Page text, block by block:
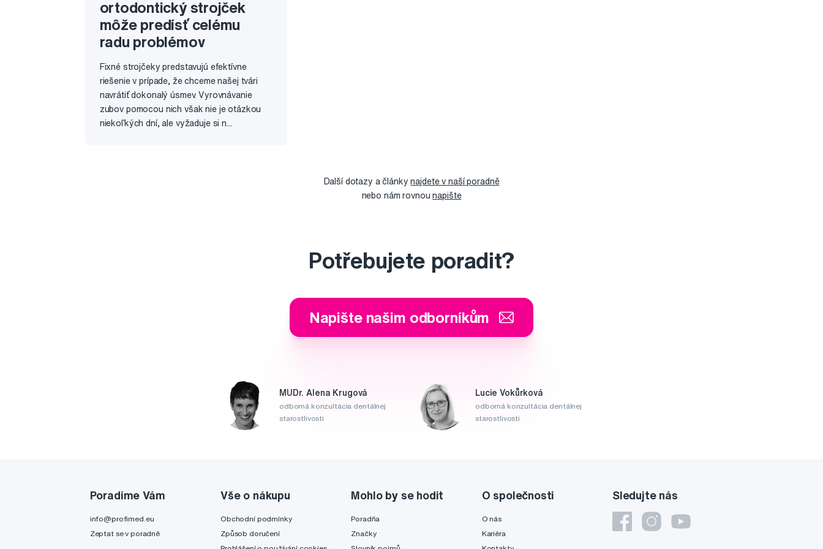
ortodontický strojček
môže predísť celému
radu problémov
Fixné strojčeky predstavujú efektívne
riešenie v prípade, že chceme našej tvári
navrátiť dokonalý úsmev. Vyrovnávanie
zubov pomocou nich však nie je otázkou
niekoľkých dní, ale vyžaduje si n...
Další dotazy a článkynajdete v naší poradně
nebo nám rovnounapište
Potřebujete poradit?
Napište našim odborníkům
MUDr. Alena Krugová
odborná konzultácia dentálnej
starostlivosti
Lucie Vokůrková
odborná konzultácia dentálnej
starostlivosti
Sledujte nás
Poradíme Vám
info@profimed.eu
Zeptat se v poradně
Vše o nákupu
Obchodní podmínky
Způsob doručení
Mohlo by se hodit
Poradňa
Značky
O společnosti
O nás
Kariéra